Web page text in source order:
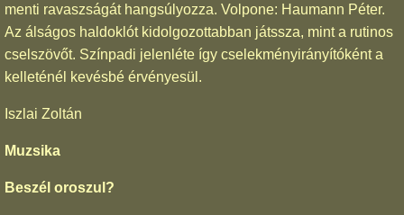
menti ravaszságát hangsúlyozza. Volpone: Haumann Péter.
Az álságos haldoklót kidolgozottabban játssza, mint a rutinos
cselszövőt. Színpadi jelenléte így cselekményirányítóként a
kelleténél kevésbé érvényesül.
Iszlai Zoltán
Muzsika
Beszél oroszul?